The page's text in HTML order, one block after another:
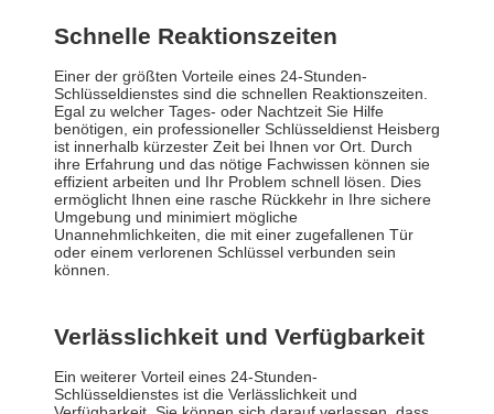
Schnelle Reaktionszeiten
Einer der größten Vorteile eines 24-Stunden-
Schlüsseldienstes sind die schnellen Reaktionszeiten.
Egal zu welcher Tages- oder Nachtzeit Sie Hilfe
benötigen, ein professioneller Schlüsseldienst Heisberg
ist innerhalb kürzester Zeit bei Ihnen vor Ort. Durch
ihre Erfahrung und das nötige Fachwissen können sie
effizient arbeiten und Ihr Problem schnell lösen. Dies
ermöglicht Ihnen eine rasche Rückkehr in Ihre sichere
Umgebung und minimiert mögliche
Unannehmlichkeiten, die mit einer zugefallenen Tür
oder einem verlorenen Schlüssel verbunden sein
können.
Verlässlichkeit und Verfügbarkeit
Ein weiterer Vorteil eines 24-Stunden-
Schlüsseldienstes ist die Verlässlichkeit und